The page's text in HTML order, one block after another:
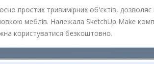
простих тривимірних об'єктів,
меблів. Належала SketchUp Make
користуватися безкоштовно.